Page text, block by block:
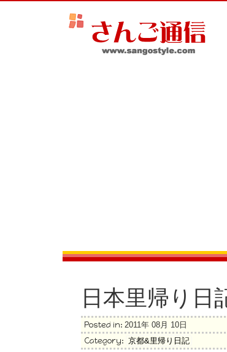
日本里帰り日
Posted in: 2011年 08月 10日
Category: 京都&里帰り日記